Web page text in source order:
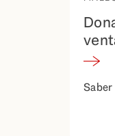
Saber